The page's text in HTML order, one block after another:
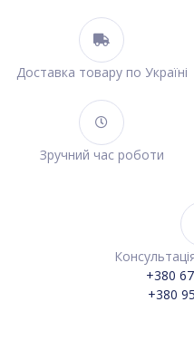
Доставка товару по Україні
Зручний час роботи
+380
+380